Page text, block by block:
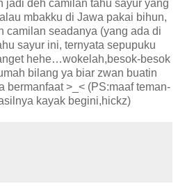
jadi deh camilan tahu sayur yang
mbakku di Jawa pakai bihun,
camilan seadanya (yang ada di
sayur ini, ternyata sepupuku
hehe…wokelah,besok-besok
bilang ya biar zwan buatin
>_< (PS:maaf teman-
kayak begini,hickz)